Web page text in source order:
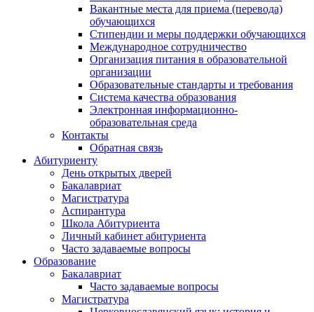
Вакантные места для приема (перевода)
обучающихся
Стипендии и меры поддержки обучающихся
Международное сотрудничество
Организация питания в образовательной
организации
Образовательные стандарты и требования
Система качества образования
Электронная информационно-
образовательная среда
Контакты
Обратная связь
Абитуриенту
День открытых дверей
Бакалавриат
Магистратура
Аспирантура
Школа Абитуриента
Личный кабинет абитуриента
Часто задаваемые вопросы
Образование
Бакалавриат
Часто задаваемые вопросы
Магистратура